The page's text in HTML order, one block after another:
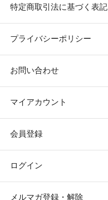
特定商取引法に基づく表記
プライバシーポリシー
お問い合わせ
マイアカウント
会員登録
ログイン
メルマガ登録・解除